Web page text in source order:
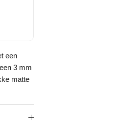
een
3 mm
matte